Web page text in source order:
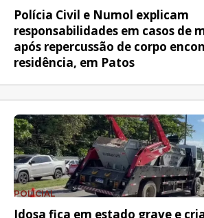
Polícia Civil e Numol explicam
responsabilidades em casos de
após repercussão de corpo
residência, em Patos
POLICIAL
Idosa fica em estado grave e